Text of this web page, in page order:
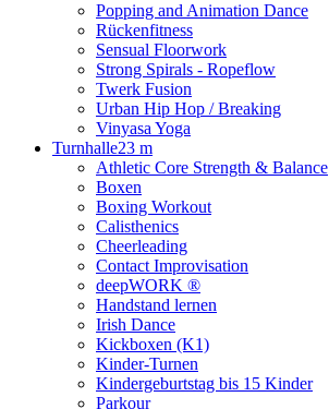
Popping and Animation Dance
Rückenfitness
Sensual Floorwork
Strong Spirals - Ropeflow
Twerk Fusion
Urban Hip Hop / Breaking
Vinyasa Yoga
Turnhalle23 m
Athletic Core Strength & Balance
Boxen
Boxing Workout
Calisthenics
Cheerleading
Contact Improvisation
deepWORK ®
Handstand lernen
Irish Dance
Kickboxen (K1)
Kinder-Turnen
Kindergeburtstag bis 15 Kinder
Parkour